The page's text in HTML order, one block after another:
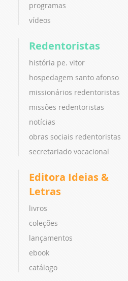
programas
vídeos
Redentoristas
história pe. vitor
hospedagem santo afonso
missionários redentoristas
missões redentoristas
notícias
obras sociais redentoristas
secretariado vocacional
Editora Ideias &
Letras
livros
coleções
lançamentos
ebook
catálogo